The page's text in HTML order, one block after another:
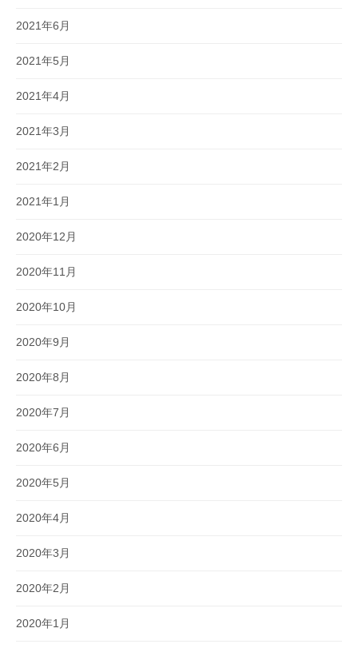
2021年6月
2021年5月
2021年4月
2021年3月
2021年2月
2021年1月
2020年12月
2020年11月
2020年10月
2020年9月
2020年8月
2020年7月
2020年6月
2020年5月
2020年4月
2020年3月
2020年2月
2020年1月